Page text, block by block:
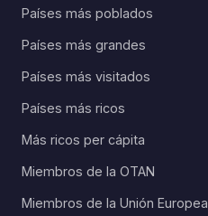
Países más poblados
Países más grandes
Países más visitados
Países más ricos
Más ricos per cápita
Miembros de la OTAN
Miembros de la Unión Europea